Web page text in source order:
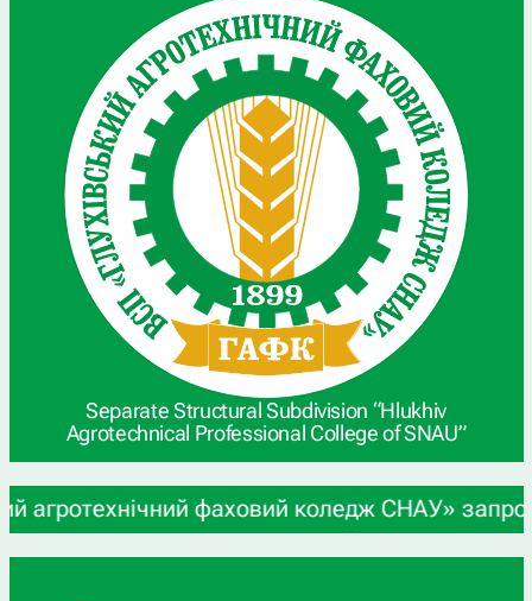
Separate Structural Subdivision “Hlukhiv
Agrotechnical Professional College of SNAU”
фаховий коледж СНАУ»